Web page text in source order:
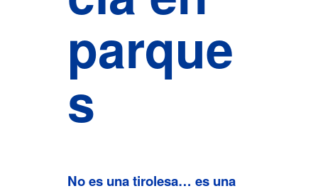
parque
s
No es una tirolesa… es una